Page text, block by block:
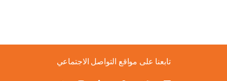
تابعنا على مواقع التواصل الاجتماعي